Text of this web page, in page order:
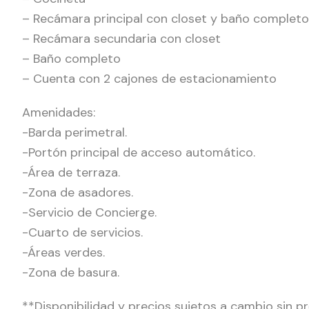
– Recámara principal con closet y baño completo
– Recámara secundaria con closet
– Baño completo
– Cuenta con 2 cajones de estacionamiento
Amenidades:
-Barda perimetral.
-Portón principal de acceso automático.
-Área de terraza.
-Zona de asadores.
-Servicio de Concierge.
-Cuarto de servicios.
-Áreas verdes.
-Zona de basura.